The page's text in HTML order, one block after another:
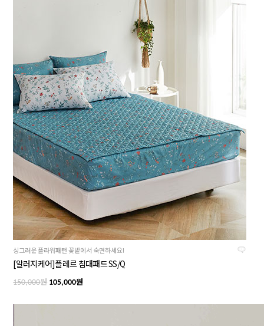
싱그러운 플라워패턴 꽃밭에서 숙면하세요!
[알러지케어]플레르 침대패드 SS/Q
150,000원105,000원